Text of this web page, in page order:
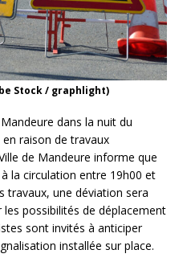
Stock / graphlight)
dans la nuit du
raison de travaux
de Mandeure informe que
la circulation entre 19h00 et
travaux, une déviation sera
possibilités de déplacement
sont invités à anticiper
installée sur place.